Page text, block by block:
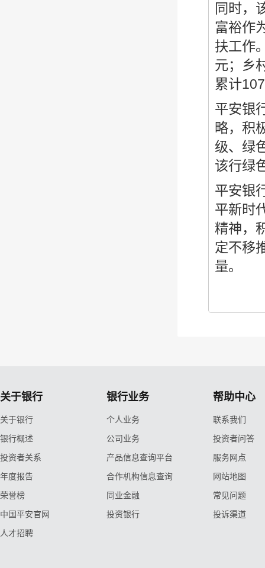
同时，
富裕作
扶工作
元；乡
累计
平安银
略，积
级、绿
该行绿
平安银
平新时
精神，
定不移
量。
关于银行
关于银行
银行概述
投资者关系
年度报告
荣誉榜
中国平安官网
人才招聘
银行业务
个人业务
公司业务
产品信息查询平台
合作机构信息查询
同业金融
投资银行
帮助中心
联系我们
投资者问答
服务网点
网站地图
常见问题
投诉渠道